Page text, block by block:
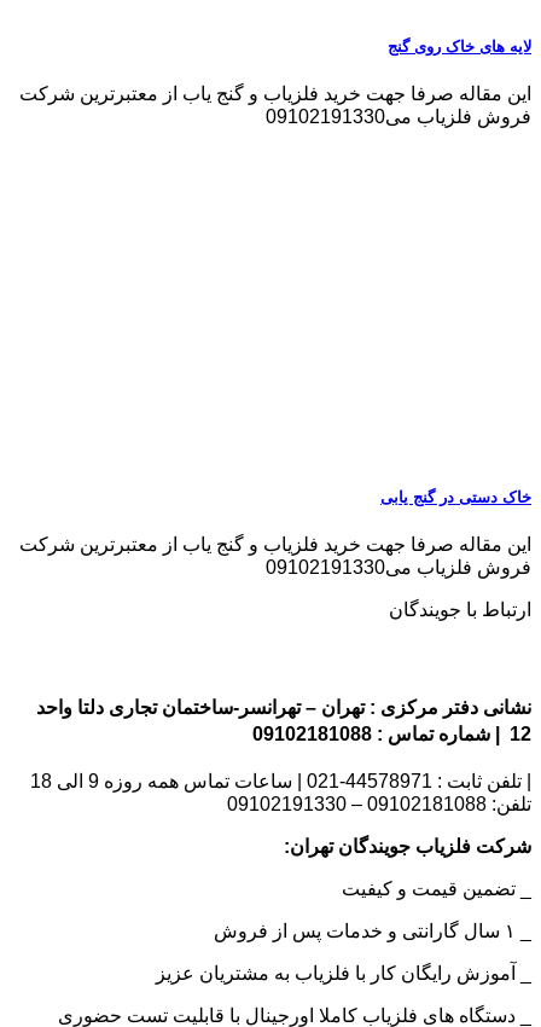
لایه های خاک روی گنج
این مقاله صرفا جهت خرید فلزیاب و گنج یاب از معتبرترین شرکت
فروش فلزیاب می09102191330
خاک دستی در گنج یابی
این مقاله صرفا جهت خرید فلزیاب و گنج یاب از معتبرترین شرکت
فروش فلزیاب می09102191330
ارتباط با جویندگان
نشانی دفتر مرکزی : تهران – تهرانسر-ساختمان تجاری دلتا واحد
12 | شماره تماس : 09102181088
| تلفن ثابت : 44578971-021 | ساعات تماس همه روزه 9 الی 18
تلفن: 09102181088 – 09102191330
شرکت فلزیاب جویندگان تهران:
_ تضمین قیمت و کیفیت
_ آموزش رایگان کار با فلزیاب به مشتریان عزیز
_ دستگاه های فلزیاب کاملا اورجینال با قابلیت تست حضوری